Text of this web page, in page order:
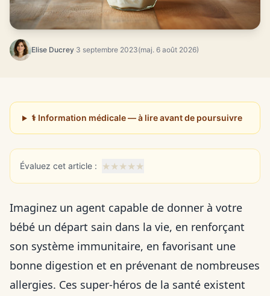
Elise Ducrey·3 septembre 2023(maj. 6 août 2026)
⚕️ Information médicale — à lire avant de poursuivre
Évaluez cet article : ★★★★★
Imaginez un agent capable de donner à votre
bébé un départ sain dans la vie, en renforçant
son système immunitaire, en favorisant une
bonne digestion et en prévenant de nombreuses
allergies. Ces super-héros de la santé existent